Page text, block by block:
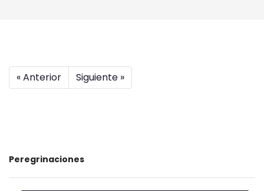
« Anterior Siguiente »
Peregrinaciones